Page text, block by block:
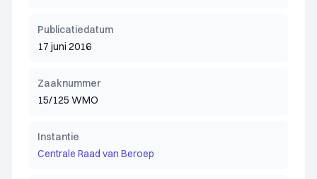
Publicatiedatum
17 juni 2016
Zaaknummer
15/125 WMO
Instantie
Centrale Raad van Beroep